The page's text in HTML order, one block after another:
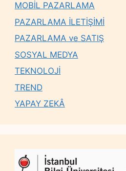
MOBİL PAZARLAMA
PAZARLAMA İLETİŞİMİ
PAZARLAMA ve SATIŞ
SOSYAL MEDYA
TEKNOLOJİ
TREND
YAPAY ZEKÂ